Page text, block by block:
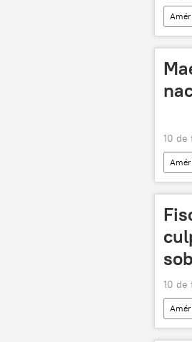
10 de
10 de